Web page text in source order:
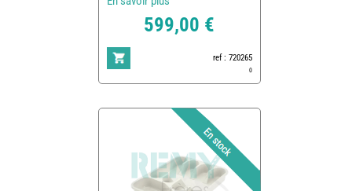
599,00 €
ref : 720265
0